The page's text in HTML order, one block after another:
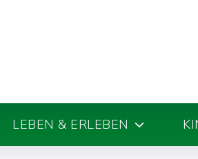
LEBEN & ERLEBEN